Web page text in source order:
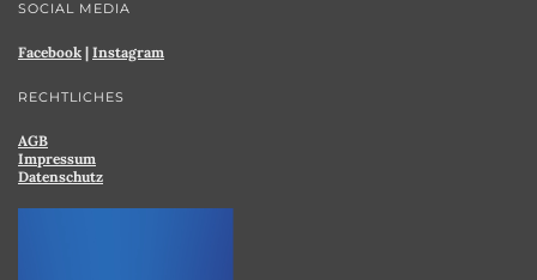
SOCIAL MEDIA
Facebook | Instagram
RECHTLICHES
AGB
Impressum
Datenschutz